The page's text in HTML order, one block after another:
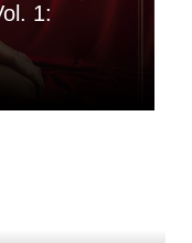
nova